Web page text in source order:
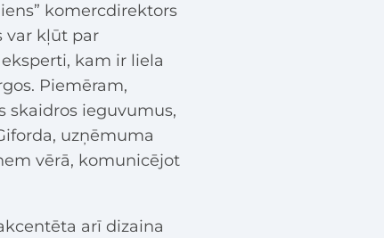
komercdirektors
var kļūt par
kam ir liela
Piemēram,
skaidros ieguvumus,
uzņēmuma
vērā, komunicējot
arī dizaina